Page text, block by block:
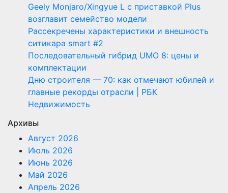
Geely Monjaro/Xingyue L с приставкой Plus
возглавит семейство модели
Рассекречены характеристики и внешность
ситикара smart #2
Последовательный гибрид UMO 8: цены и
комплектации
Дню строителя — 70: как отмечают юбилей и
главные рекорды отрасли | РБК
Недвижимость
Архивы
Август 2026
Июль 2026
Июнь 2026
Май 2026
Апрель 2026